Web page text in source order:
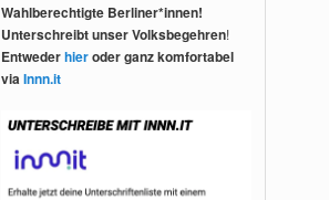
Wahlberechtigte Berliner*innen!
Unterschreibt unser Volksbegehren!
Entwederhieroder ganz komfortabel
viaInnn.it